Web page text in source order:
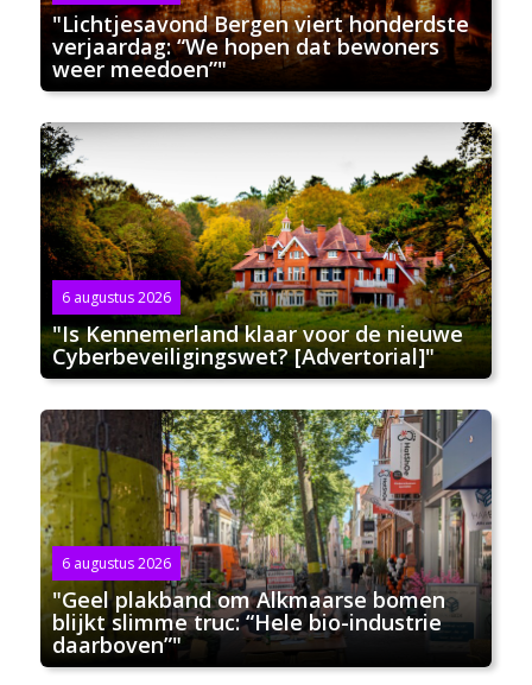
"Lichtjesavond Bergen viert honderdste
verjaardag: “We hopen dat bewoners
weer meedoen”"
6 augustus 2026
"Is Kennemerland klaar voor de nieuwe
Cyberbeveiligingswet? [Advertorial]"
6 augustus 2026
"Geel plakband om Alkmaarse bomen
blijkt slimme truc: “Hele bio-industrie
daarboven”"